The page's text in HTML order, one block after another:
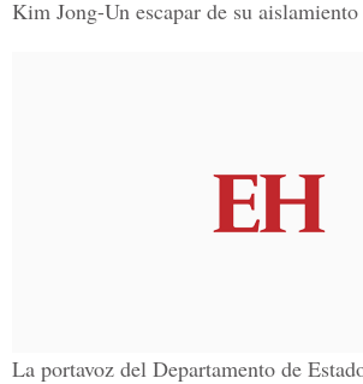
Kim Jong-Un escapar de su
La portavoz del Departamento de